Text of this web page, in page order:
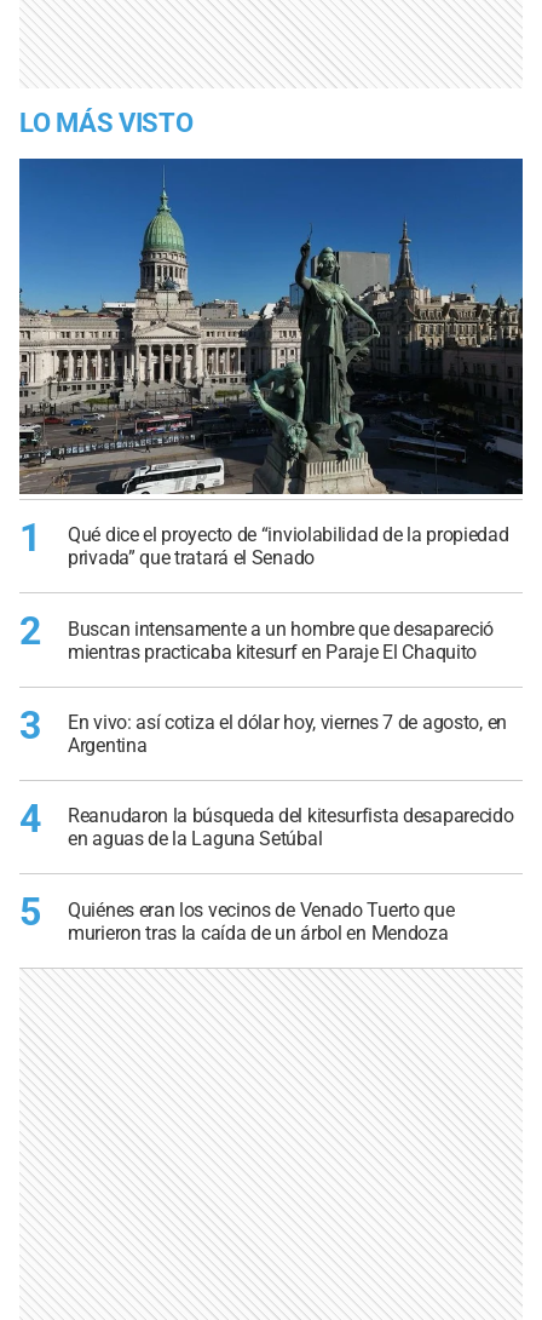
LO MÁS VISTO
1
Qué dice el proyecto de “inviolabilidad de la propiedad
privada” que tratará el Senado
2
Buscan intensamente a un hombre que desapareció
mientras practicaba kitesurf en Paraje El Chaquito
3
En vivo: así cotiza el dólar hoy, viernes 7 de agosto, en
Argentina
4
Reanudaron la búsqueda del kitesurfista desaparecido
en aguas de la Laguna Setúbal
5
Quiénes eran los vecinos de Venado Tuerto que
murieron tras la caída de un árbol en Mendoza